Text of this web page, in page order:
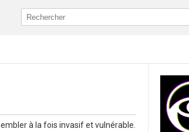
à la fois invasif et vulnérable.